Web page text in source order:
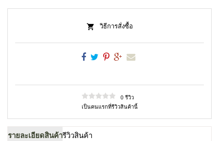
วิธีการสั่งซื้อ
0 รีวิว
เป็นคนแรกที่รีวิวสินค้านี้
รายละเอียดสินค้ารีวิวสินค้า